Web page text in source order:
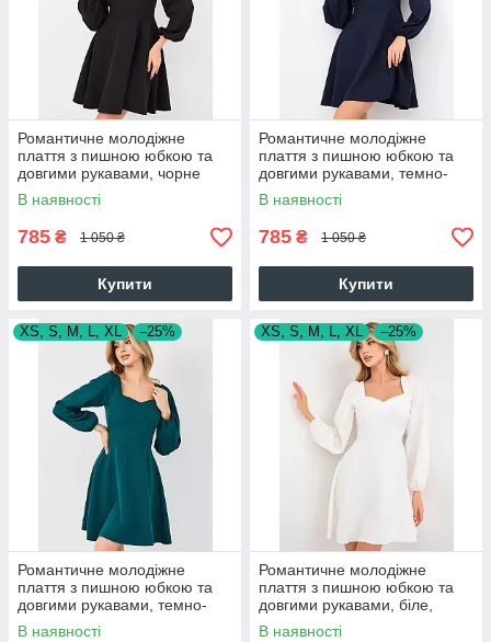
Романтичне молодіжне
плаття з пишною юбкою та
довгими рукавами, чорне
В наявності
785 ₴ 1 050 ₴
Купити
Романтичне молодіжне
плаття з пишною юбкою та
довгими рукавами, темно-
синє
В наявності
785 ₴ 1 050 ₴
Купити
XS, S, M, L, XL –25%
Романтичне молодіжне
плаття з пишною юбкою та
довгими рукавами, темно-
зелене
В наявності
XS, S, M, L, XL –25%
Романтичне молодіжне
плаття з пишною юбкою та
довгими рукавами, біле,
айворі
В наявності